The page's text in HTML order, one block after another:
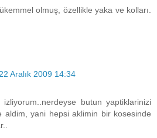
olmuş, özellikle yaka ve kolları.
22 Aralık 2009 14:34
butun yaptiklarinizi
aldim, yani hepsi aklimin bir kosesinde